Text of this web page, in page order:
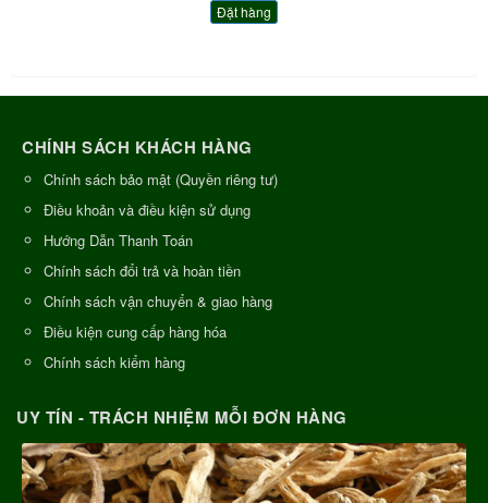
Đặt hàng
CHÍNH SÁCH KHÁCH HÀNG
Chính sách bảo mật (Quyền riêng tư)
Điều khoản và điều kiện sử dụng
Hướng Dẫn Thanh Toán
Chính sách đổi trả và hoàn tiền
Chính sách vận chuyển & giao hàng
Điều kiện cung cấp hàng hóa
Chính sách kiểm hàng
UY TÍN - TRÁCH NHIỆM MỖI ĐƠN HÀNG